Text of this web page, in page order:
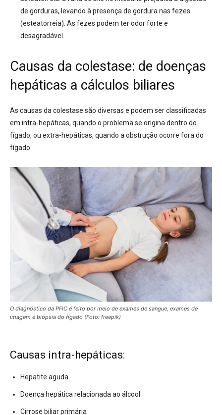
de gorduras, levando à presença de gordura nas fezes
(esteatorreia). As fezes podem ter odor forte e
desagradável .
Causas da colestase: de doenças
hepáticas a cálculos biliares
As causas da colestase são diversas e podem ser classificadas
em intra-hepáticas, quando o problema se origina dentro do
fígado, ou extra-hepáticas, quando a obstrução ocorre fora do
fígado.
O diagnóstico da PFIC é feito por meio de exames de sangue, exames de
imagem e biópsia do fígado (Foto: freepik)
Causas intra-hepáticas:
Hepatite aguda
Doença hepática relacionada ao álcool
Cirrose biliar primária